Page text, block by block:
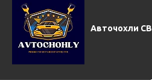
Авточохли СВ